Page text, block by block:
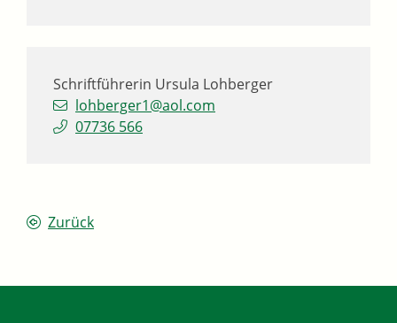
Schriftführerin Ursula Lohberger
lohberger1@aol.com
07736 566
Zurück